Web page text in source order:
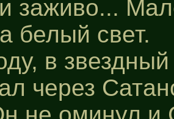
заживо...
белый свет.
в
через